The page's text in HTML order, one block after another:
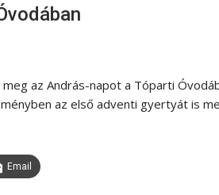
az András-napot a Tóparti
az első adventi gyertyát is
Email